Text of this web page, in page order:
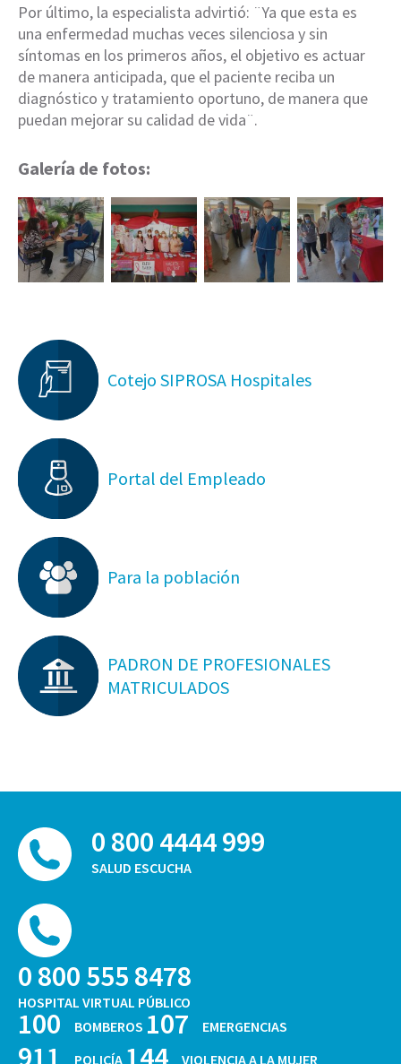
Por último, la especialista advirtió: ¨Ya que esta es
una enfermedad muchas veces silenciosa y sin
síntomas en los primeros años, el objetivo es actuar
de manera anticipada, que el paciente reciba un
diagnóstico y tratamiento oportuno, de manera que
puedan mejorar su calidad de vida¨.
Galería de fotos:
Cotejo SIPROSA Hospitales
Portal del Empleado
Para la población
PADRON DE PROFESIONALES
MATRICULADOS
0 800 4444 999
SALUD ESCUCHA
0 800 555 8478
HOSPITAL VIRTUAL PÚBLICO
100 BOMBEROS 107 EMERGENCIAS
POLICÍA VIOLENCIA A LA MUJER